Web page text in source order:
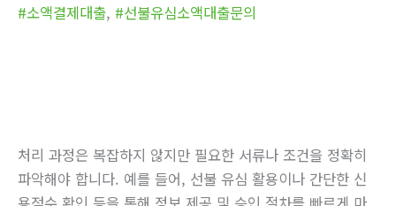
#소액결제대출, #선불유심소액대출문의
처리 과정은 복잡하지 않지만 필요한 서류나 조건을 정확히
파악해야 합니다. 예를 들어, 선불 유심 활용이나 간단한 신